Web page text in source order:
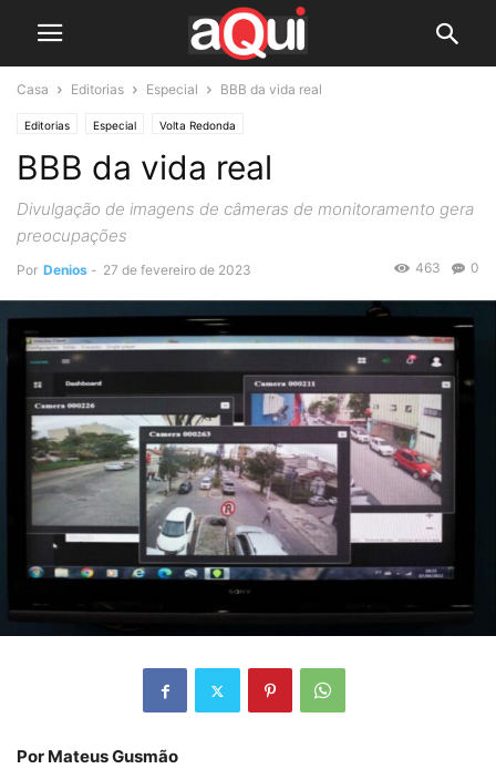
Casa Editorias Especial BBB da vida real
Editorias Especial Volta Redonda
BBB da vida real
Divulgação de imagens de câmeras de monitoramento gera
preocupações
Por Denios - 27 de fevereiro de 2023 0
463
Por Mateus Gusmão